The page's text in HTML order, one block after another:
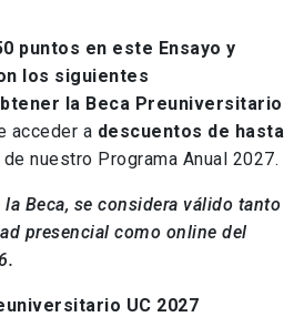
puntos en este Ensayo y
los siguientes
la Beca Preuniversitario
acceder a descuentos de hasta
nuestro Programa Anual 2027.
la Beca, se considera válido tanto
presencial como online del
UC 2027